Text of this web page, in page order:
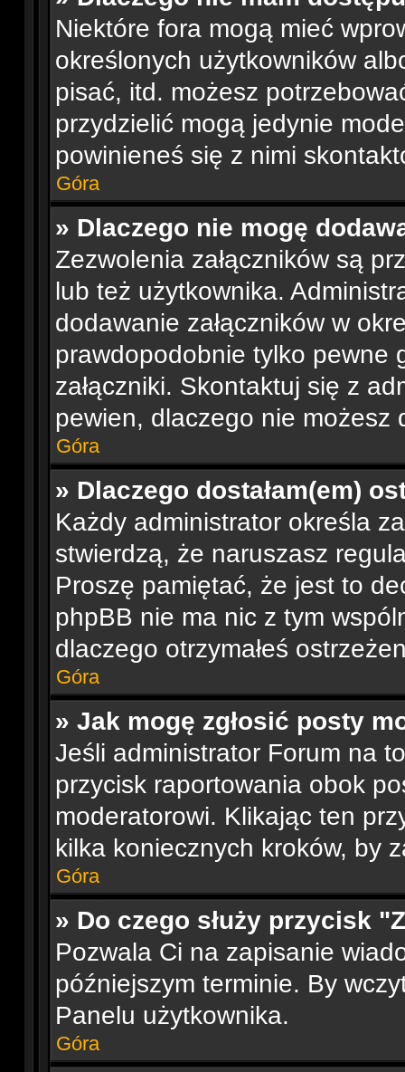
Niektóre fora mogą mieć
określonych użytkowników
pisać, itd. możesz
przydzielić mogą jedynie
powinieneś się z nimi
Góra
» Dlaczego nie mogę
Zezwolenia załączników są
lub też użytkownika.
dodawanie załączników w
prawdopodobnie tylko pewne
załączniki. Skontaktuj się z
pewien, dlaczego nie możesz
Góra
» Dlaczego dostałam(em)
Każdy administrator określa
stwierdzą, że naruszasz
Proszę pamiętać, że jest to
phpBB nie ma nic z tym
dlaczego otrzymałeś
Góra
» Jak mogę zgłosić posty
Jeśli administrator Forum na
przycisk raportowania obok
moderatorowi. Klikając ten
kilka koniecznych kroków, by
Góra
» Do czego służy przycisk
Pozwala Ci na zapisanie
późniejszym terminie. By
Panelu użytkownika.
Góra